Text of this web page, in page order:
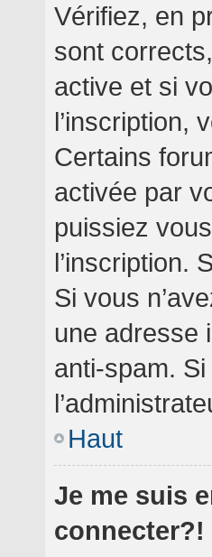
Vérifiez, en
sont
active et si
l’inscription,
Certains
activée par
puissiez
l’inscription.
Si vous
une adresse
anti-spam.
Haut
Je me suis
connecter?!